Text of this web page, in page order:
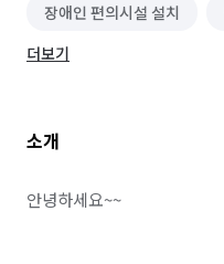
장애인 편의시설 설치
가구 청소
더보기
소개
안녕하세요~~